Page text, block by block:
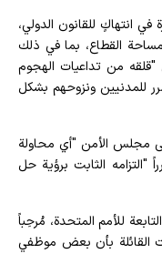
انتهاكٍ للقانون الدولي،
القطاع، بما في ذلك
"قلقه من تداعيات الهجوم
للمدنيين ونزوحهم بشكل
مجلس الأمن "أي محاولة
"التزامه الثابت برؤية حل
للأمم المتحدة، مُرحِباً
القائلة بأن بعض موظفي